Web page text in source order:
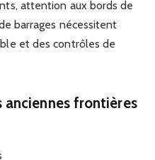
attention aux bords de
barrages nécessitent
et des contrôles de
anciennes frontières